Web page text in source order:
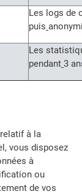
Les logs de
puis
Les
pendant 3
à la
vous disposez
à
ou
de vos